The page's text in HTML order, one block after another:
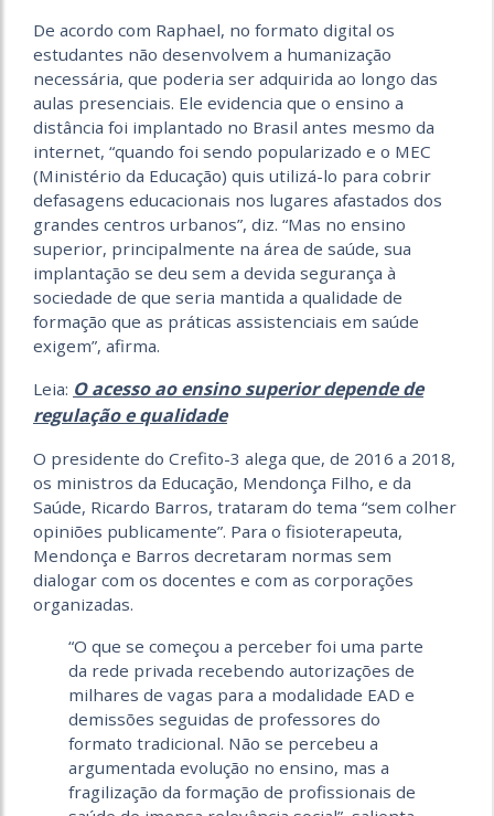
De acordo com Raphael, no formato digital os
estudantes não desenvolvem a humanização
necessária, que poderia ser adquirida ao longo das
aulas presenciais. Ele evidencia que o ensino a
distância foi implantado no Brasil antes mesmo da
internet, “quando foi sendo popularizado e o MEC
(Ministério da Educação) quis utilizá-lo para cobrir
defasagens educacionais nos lugares afastados dos
grandes centros urbanos”, diz. “Mas no ensino
superior, principalmente na área de saúde, sua
implantação se deu sem a devida segurança à
sociedade de que seria mantida a qualidade de
formação que as práticas assistenciais em saúde
exigem”, afirma.
Leia: O acesso ao ensino superior depende de
regulação e qualidade
O presidente do Crefito-3 alega que, de 2016 a 2018,
os ministros da Educação, Mendonça Filho, e da
Saúde, Ricardo Barros, trataram do tema “sem colher
opiniões publicamente”. Para o fisioterapeuta,
Mendonça e Barros decretaram normas sem
dialogar com os docentes e com as corporações
organizadas.
“O que se começou a perceber foi uma parte
da rede privada recebendo autorizações de
milhares de vagas para a modalidade EAD e
demissões seguidas de professores do
formato tradicional. Não se percebeu a
argumentada evolução no ensino, mas a
fragilização da formação de profissionais de